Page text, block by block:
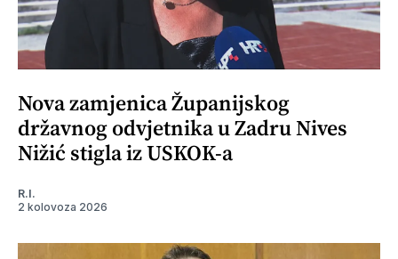
Nova zamjenica Županijskog
državnog odvjetnika u Zadru Nives
Nižić stigla iz USKOK-a
R.I.
2 kolovoza 2026